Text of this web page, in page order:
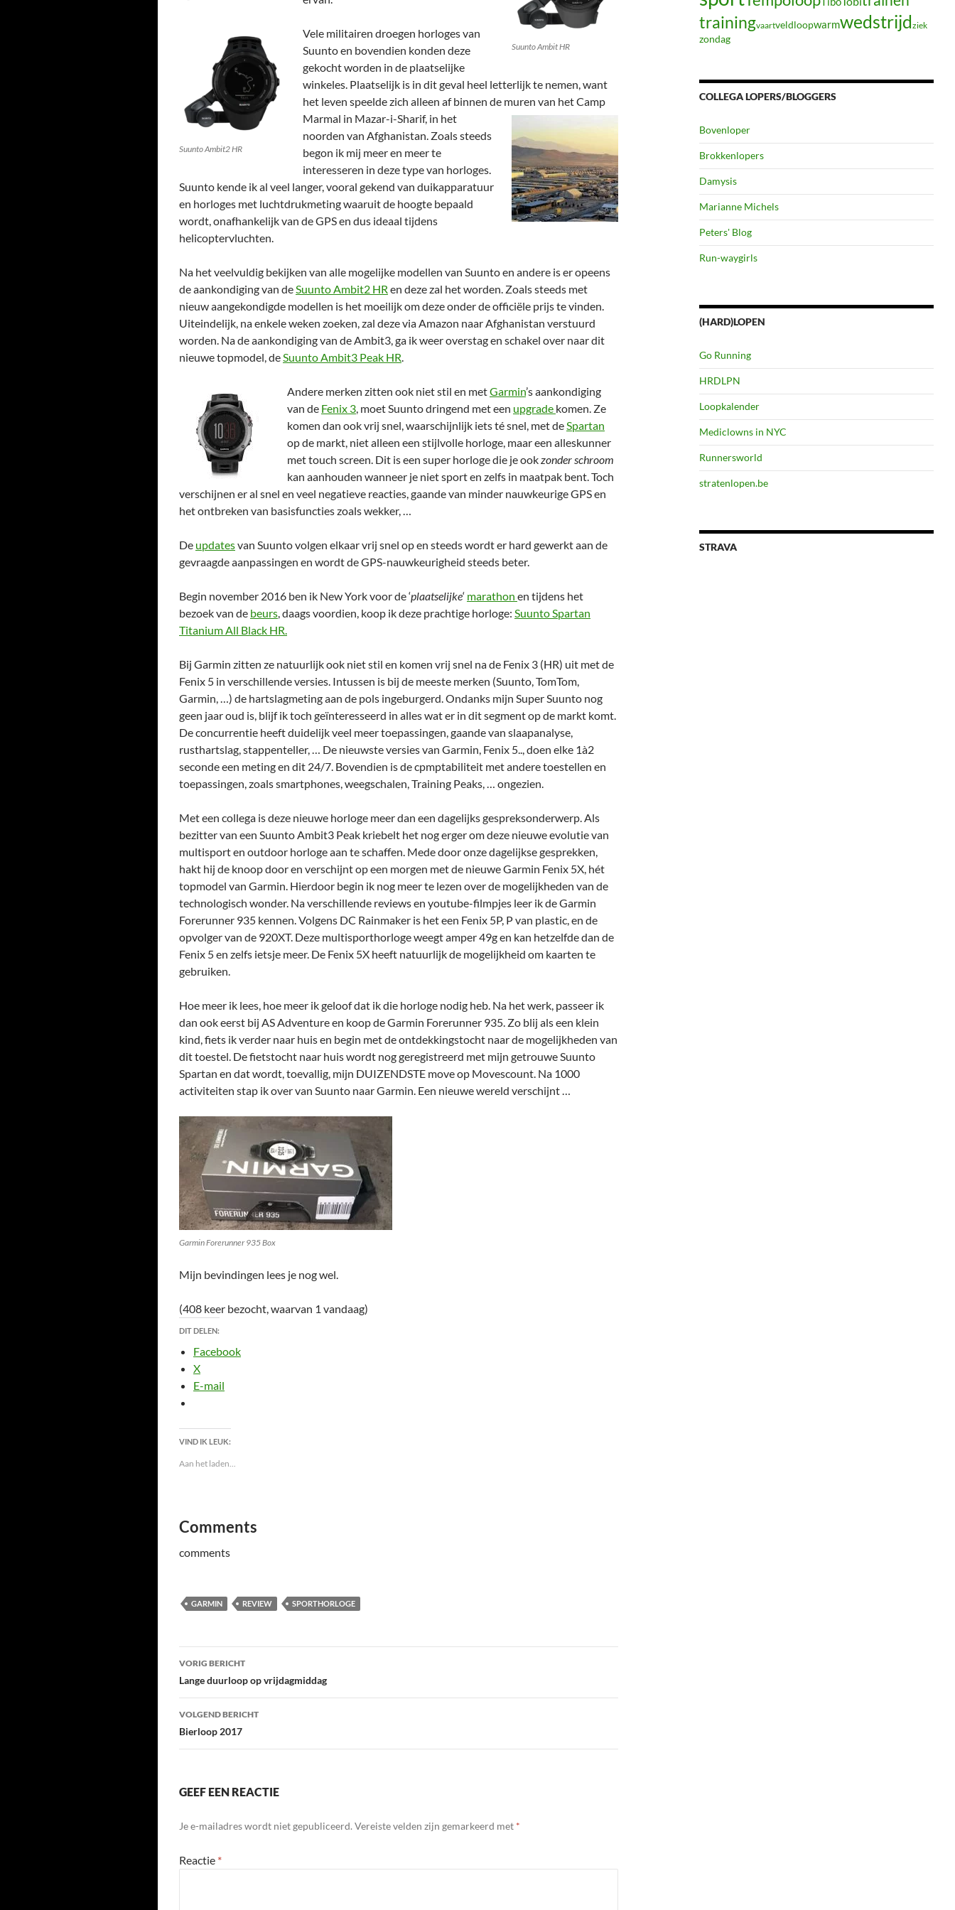
Suunto Ambit HR
Suunto Ambit2 HR
Vele militairen droegen horloges van
Suunto en bovendien konden deze
gekocht worden in de plaatselijke
winkeles. Plaatselijk is in dit geval heel letterlijk te nemen, want
het leven speelde zich alleen af binnen de muren van het Camp
Marmal in Mazar-i-Sharif, in het
noorden van Afghanistan. Zoals steeds
begon ik mij meer en meer te
interesseren in deze type van horloges.
Suunto kende ik al veel langer, vooral gekend van duikapparatuur
en horloges met luchtdrukmeting waaruit de hoogte bepaald
wordt, onafhankelijk van de GPS en dus ideaal tijdens
helicoptervluchten.
Na het veelvuldig bekijken van alle mogelijke modellen van Suunto en andere is er opeens
de aankondiging van deSuunto Ambit2 HR en deze zal het worden. Zoals steeds met
nieuw aangekondigde modellen is het moeilijk om deze onder de officiële prijs te vinden.
Uiteindelijk, na enkele weken zoeken, zal deze via Amazon naar Afghanistan verstuurd
worden. Na de aankondiging van de Ambit3, ga ik weer overstag en schakel over naar dit
nieuwe topmodel, deSuunto Ambit3 Peak HR.
Andere merken zitten ook niet stil en metGarmin’s aankondiging
van de Fenix 3, moet Suunto dringend met een upgrade komen. Ze
komen dan ook vrij snel, waarschijnlijk iets té snel, met deSpartan
op de markt, niet alleen een stijlvolle horloge, maar een alleskunner
met touch screen. Dit is een super horloge die je ookzonder schroom
kan aanhouden wanneer je niet sport en zelfs in maatpak bent. Toch
verschijnen er al snel en veel negatieve reacties, gaande van minder nauwkeurige GPS en
het ontbreken van basisfuncties zoals wekker, …
De updatesvan Suunto volgen elkaar vrij snel op en steeds wordt er hard gewerkt aan de
gevraagde aanpassingen en wordt de GPS-nauwkeurigheid steeds beter.
Begin november 2016 ben ik New York voor de ‘plaatselijke‘ marathon en tijdens het
bezoek van de beurs, daags voordien, koop ik deze prachtige horloge: Suunto Spartan
Titanium All Black HR.
Bij Garmin zitten ze natuurlijk ook niet stil en komen vrij snel na de Fenix 3 (HR) uit met de
Fenix 5 in verschillende versies. Intussen is bij de meeste merken (Suunto, TomTom,
Garmin, …) de hartslagmeting aan de pols ingeburgerd. Ondanks mijn Super Suunto nog
geen jaar oud is, blijf ik toch geïnteresseerd in alles wat er in dit segment op de markt komt.
De concurrentie heeft duidelijk veel meer toepassingen, gaande van slaapanalyse,
rusthartslag, stappenteller, … De nieuwste versies van Garmin, Fenix 5.., doen elke 1à2
seconde een meting en dit 24/7. Bovendien is de cpmptabiliteit met andere toestellen en
toepassingen, zoals smartphones, weegschalen, Training Peaks, … ongezien.
Met een collega is deze nieuwe horloge meer dan een dagelijks gespreksonderwerp. Als
bezitter van een Suunto Ambit3 Peak kriebelt het nog erger om deze nieuwe evolutie van
multisport en outdoor horloge aan te schaffen. Mede door onze dagelijkse gesprekken,
hakt hij de knoop door en verschijnt op een morgen met de nieuwe Garmin Fenix 5X, hét
topmodel van Garmin. Hierdoor begin ik nog meer te lezen over de mogelijkheden van de
technologisch wonder. Na verschillende reviews en youtube-filmpjes leer ik de Garmin
Forerunner 935 kennen. Volgens DC Rainmaker is het een Fenix 5P, P van plastic, en de
opvolger van de 920XT. Deze multisporthorloge weegt amper 49g en kan hetzelfde dan de
Fenix 5 en zelfs ietsje meer. De Fenix 5X heeft natuurlijk de mogelijkheid om kaarten te
gebruiken.
Hoe meer ik lees, hoe meer ik geloof dat ik die horloge nodig heb. Na het werk, passeer ik
dan ook eerst bij AS Adventure en koop de Garmin Forerunner 935. Zo blij als een klein
kind, fiets ik verder naar huis en begin met de ontdekkingstocht naar de mogelijkheden van
dit toestel. De fietstocht naar huis wordt nog geregistreerd met mijn getrouwe Suunto
Spartan en dat wordt, toevallig, mijn DUIZENDSTE move op Movescount. Na 1000
activiteiten stap ik over van Suunto naar Garmin. Een nieuwe wereld verschijnt …
Garmin Forerunner 935 Box
Mijn bevindingen lees je nog wel.
(408 keer bezocht, waarvan 1 vandaag)
DIT DELEN:
Facebook
X
E-mail
VIND IK LEUK:
Aan het laden...
Comments
comments
GARMIN REVIEW SPORTHORLOGE
Bericht
navigatie
VORIG BERICHT
Lange duurloop op vrijdagmiddag
VOLGEND BERICHT
Bierloop 2017
GEEF EEN REACTIE
Je e-mailadres wordt niet gepubliceerd. Vereiste velden zijn gemarkeerd met *
Reactie *
trainingvaartveldloopwarmwedstrijdziek
zondag
COLLEGA LOPERS/BLOGGERS
Bovenloper
Brokkenlopers
Damysis
Marianne Michels
Peters' Blog
Run-waygirls
(HARD)LOPEN
Go Running
HRDLPN
Loopkalender
Mediclowns in NYC
Runnersworld
stratenlopen.be
STRAVA